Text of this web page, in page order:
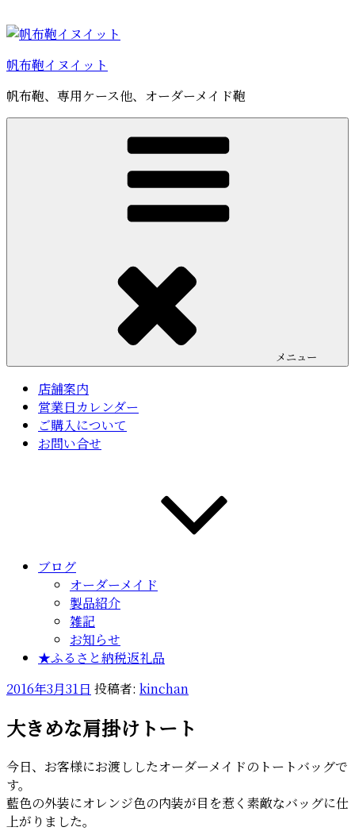
ン
ン
ツ
へ
ス
帆布鞄イヌイット
帆布鞄、専用ケース他、オーダーメイド鞄
メニュー
店舗案内
営業日カレンダー
ご購入について
お問い合せ
ブログ
オーダーメイド
製品紹介
雑記
お知らせ
★ふるさと納税返礼品
投
日:
2016年3月31日 投稿者: kinchan
大きめな肩掛けトート
今日、お客様にお渡ししたオーダーメイドのトートバッグで
す。
藍色の外装にオレンジ色の内装が目を惹く素敵なバッグに仕
上がりました。